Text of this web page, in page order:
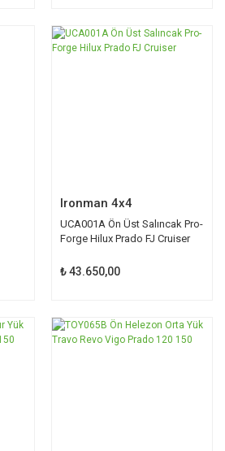
Ironman 4x4
UCA001A Ön Üst Salıncak Pro-
Forge Hilux Prado FJ Cruiser
₺ 43.650,00